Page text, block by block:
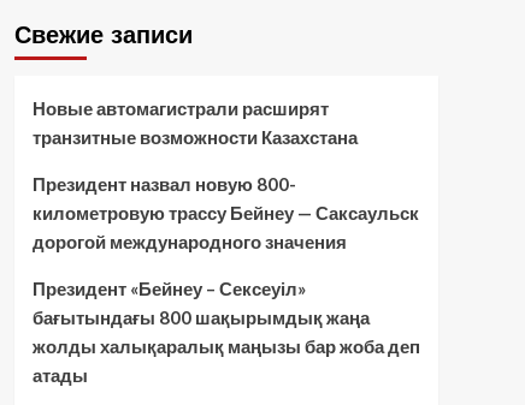
Свежие записи
Новые автомагистрали расширят
транзитные возможности Казахстана
Президент назвал новую 800-
километровую трассу Бейнеу — Саксаульск
дорогой международного значения
Президент «Бейнеу – Сексеуіл»
бағытындағы 800 шақырымдық жаңа
жолды халықаралық маңызы бар жоба деп
атады